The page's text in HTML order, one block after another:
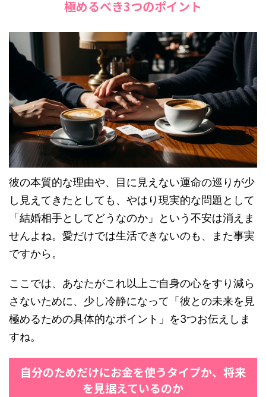
極めるべき3つのポイント
彼の本質的な理由や、目に見えない運命の巡りが少
し見えてきたとしても、やはり現実的な問題として
「結婚相手としてどうなのか」という不安は消えま
せんよね。愛だけでは生活できないのも、また事実
ですから。
ここでは、あなたがこれ以上ご自身の心をすり減ら
さないために、少し冷静になって「彼との未来を見
極めるための具体的なポイント」を3つお伝えしま
すね。
自分のためだけにお金を使うタイプか、将来
を見据えているのか